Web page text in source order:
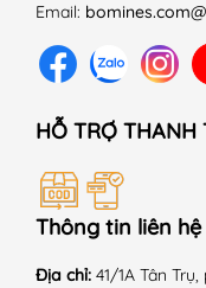
Email:
HỖ TRỢ THANH
Thông tin liên hệ
Địa chỉ: 41/1A Tân